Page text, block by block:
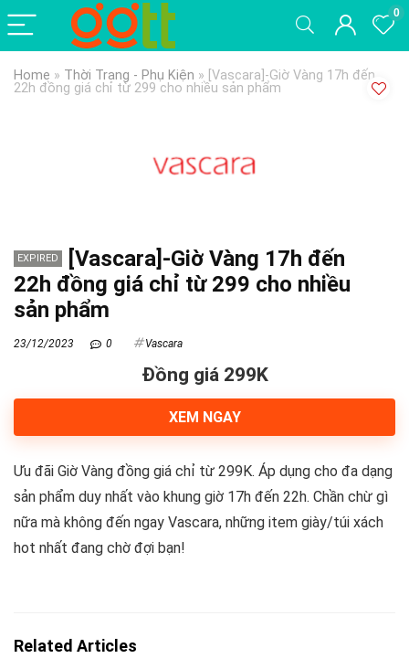
0
Home » Thời Trang - Phụ Kiện » [Vascara]-Giờ Vàng 17h đến
22h đồng giá chỉ từ 299 cho nhiều sản phẩm
EXPIRED
[Vascara]-Giờ Vàng 17h đến
22h đồng giá chỉ từ 299 cho nhiều
sản phẩm
23/12/2023 0 Vascara
Đồng giá 299K
XEM NGAY
Ưu đãi Giờ Vàng đồng giá chỉ từ 299K. Áp dụng cho đa dạng
sản phẩm duy nhất vào khung giờ 17h đến 22h. Chần chừ gì
nữa mà không đến ngay Vascara, những item giày/túi xách
hot nhất đang chờ đợi bạn!
Related Articles